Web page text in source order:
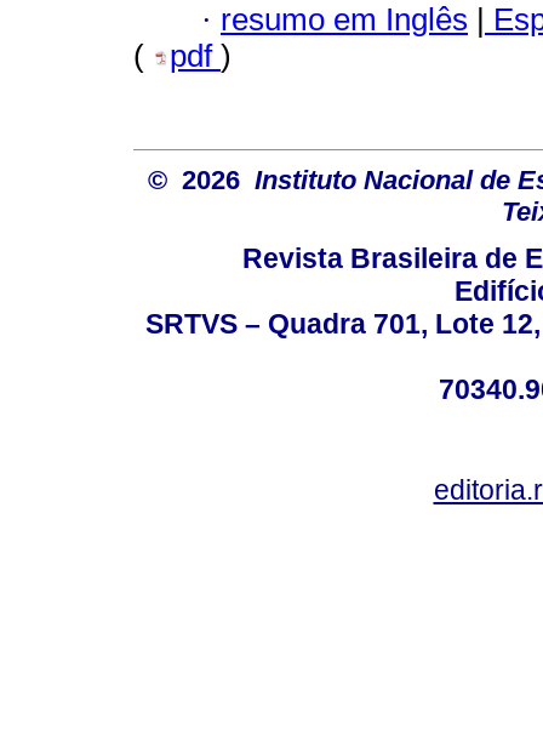
· resumo em Inglês |
(
pdf )
© 2026 Instituto Nacional de
Revista Brasileira de
SRTVS – Quadra 701, Lote